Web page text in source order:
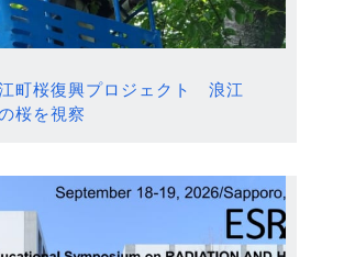
町桜復興プロジェクト 浪江
桜を視察